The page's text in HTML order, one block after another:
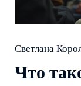
Светлана
Что